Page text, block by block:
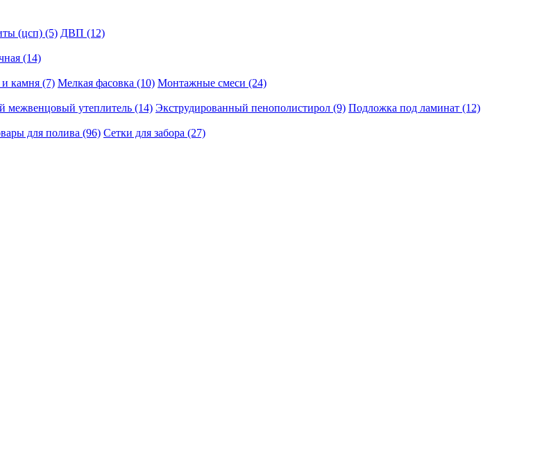
(цсп) (5) ДВП (12)
(14)
камня (7) Мелкая фасовка (10) Монтажные смеси (24)
межвенцовый утеплитель (14) Экструдированный пенополистирол (9) Подложка под ламинат (12)
для полива (96) Сетки для забора (27)